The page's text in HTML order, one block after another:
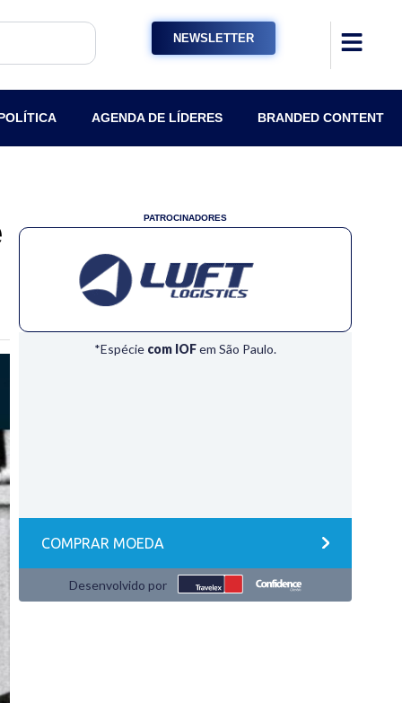
NEWSLETTER
AGENDA DE LÍDERES BRANDED CONTENT
PATROCINADORES